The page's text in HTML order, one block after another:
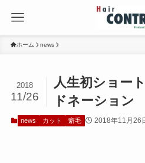
ホーム news
人生初ショー
ドネーション
2018
11/26
news カット 癖毛 2018年11月26